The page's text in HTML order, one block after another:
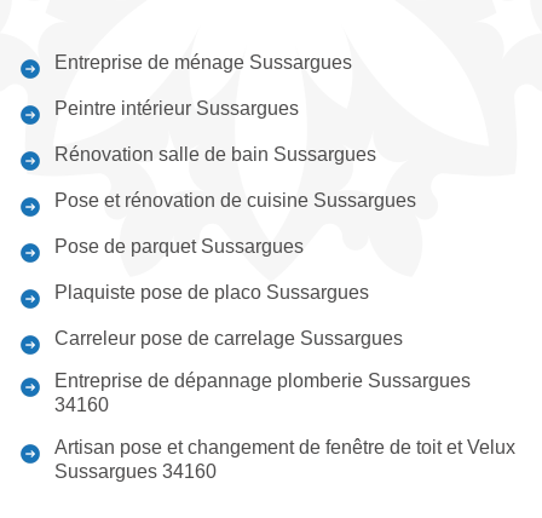
Entreprise de ménage Sussargues
Peintre intérieur Sussargues
Rénovation salle de bain Sussargues
Pose et rénovation de cuisine Sussargues
Pose de parquet Sussargues
Plaquiste pose de placo Sussargues
Carreleur pose de carrelage Sussargues
Entreprise de dépannage plomberie Sussargues
34160
Artisan pose et changement de fenêtre de toit et Velux
Sussargues 34160